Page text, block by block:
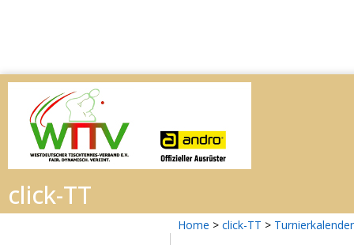
Home > click-TT > Turnierkalender